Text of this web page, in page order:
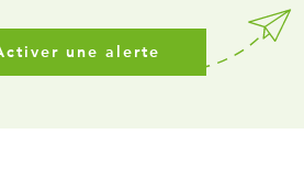
une alerte